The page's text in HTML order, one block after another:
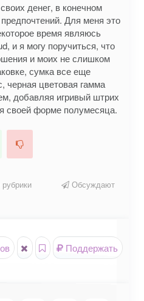
денег, в конечном
Для меня это
время являюсь
и я могу поручиться, что
и моих не слишком
сумка все еще
черная цветовая гамма
добавляя игривый штрих
своей форме полумесяца.
рубрики Обсуждают
Поддержать